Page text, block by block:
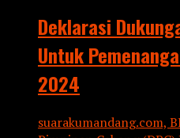
Deklarasi
Untuk
2024
suarakumandang.com,